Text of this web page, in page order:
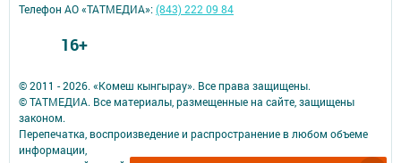
© 2011 - 2026. «Комеш кынгырау». Все права защищены.
© ТАТМЕДИА. Все материалы, размещенные на сайте, защищены
законом.
Перепечатка, воспроизведение и распространение в любом объеме
информации,
Телефон АО «ТАТМЕДИА»:(843) 222 09 84
16+